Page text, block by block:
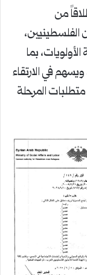
من
الفلسطينيين،
بما
في الارتقاء
المرحلة